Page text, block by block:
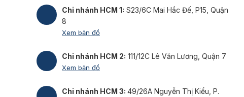
Chi nhánh HCM 1: S23/6C Mai Hắc Đế, P15, Quận
8
Xem bản đồ
Chi nhánh HCM 2: 111/12C Lê Văn Lương, Quận 7
Xem bản đồ
Chi nhánh HCM 3: 49/26A Nguyễn Thị Kiểu, P.